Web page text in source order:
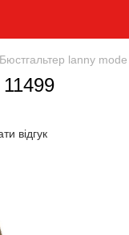
Бюстгальтер lanny
відгук